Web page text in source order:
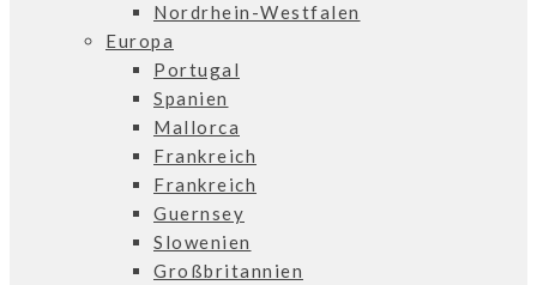
Nordrhein-Westfalen
Europa
Portugal
Spanien
Mallorca
Frankreich
Frankreich
Guernsey
Slowenien
Großbritannien